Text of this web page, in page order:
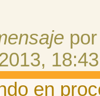
18:43
en